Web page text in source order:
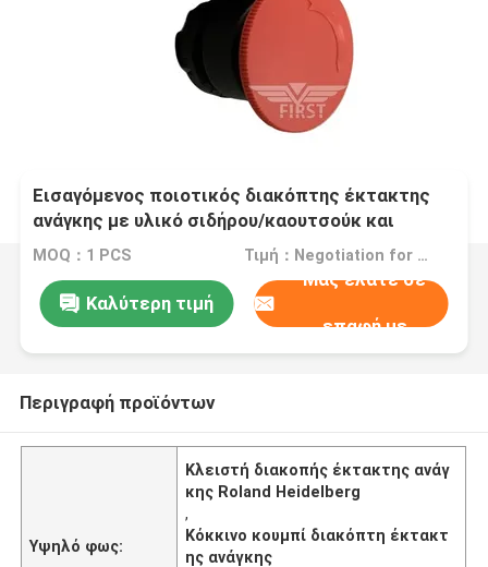
Εισαγόμενος ποιοτικός διακόπτης έκτακτης
ανάγκης με υλικό σιδήρου/καουτσούκ και
καθαρό βάρος 20 g/pc για μηχανές Heidelberg
MOQ：1 PCS Τιμή：Negotiation for good quantity
Καλύτερη τιμή
Μας ελάτε σε
επαφή με
Περιγραφή προϊόντων
Υψηλό φως:
Κλειστή διακοπής έκτακτης ανάγ
κης Roland Heidelberg
,
Κόκκινο κουμπί διακόπτη έκτακτ
ης ανάγκης